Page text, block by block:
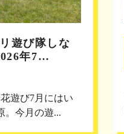
遊び隊しな
年7…
遊び7月にはい
。今月の遊...